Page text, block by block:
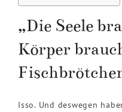
„Die Seele
Körper
Isso. Und deswegen